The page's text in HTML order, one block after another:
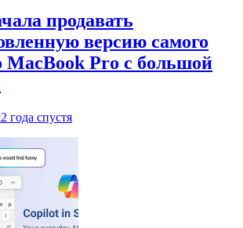
продавать
версию самого
MacBook Pro с большой
2 года спустя